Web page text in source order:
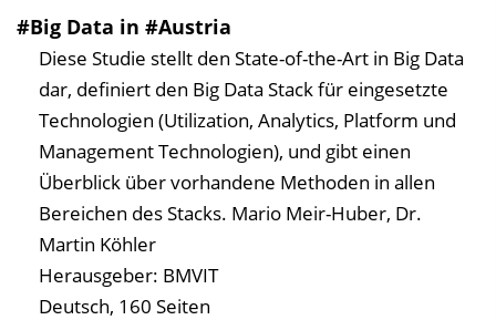
#Big Data in #Austria
Diese Studie stellt den State-of-the-Art in Big Data
dar, definiert den Big Data Stack für eingesetzte
Technologien (Utilization, Analytics, Platform und
Management Technologien), und gibt einen
Überblick über vorhandene Methoden in allen
Bereichen des Stacks. Mario Meir-Huber, Dr.
Martin Köhler
Herausgeber: BMVIT
Deutsch, 160 Seiten